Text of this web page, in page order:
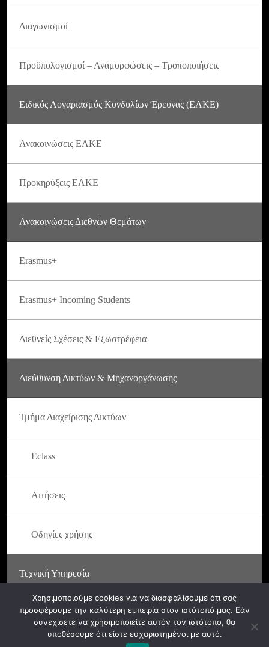
Διαγωνισμοί
Προϋπολογισμοί – Αναμορφώσεις – Τροποποιήσεις
Ειδικός Λογαριασμός Κονδυλίων Έρευνας (ΕΛΚΕ)
Ανακοινώσεις ΕΛΚΕ
Προκηρύξεις ΕΛΚΕ
Ανακοινώσεις Διεθνών Θεμάτων
Erasmus+
Erasmus+ Incoming Students
Διεθνείς Σχέσεις & Εξωστρέφεια
Διεύθυνση Δικτύων & Μηχανοργάνωσης
Τμήμα Διαχείρισης Δικτύων
Eclass
Αιτήσεις
Οδηγίες χρήσης
Τεχνική Υπηρεσία
Χρησιμοποιούμε cookies για να διασφαλίσουμε ότι σας
προσφέρουμε την καλύτερη εμπειρία στον ιστότοπό μας. Εάν
συνεχίσετε να χρησιμοποιείτε αυτόν τον ιστότοπο, θα
υποθέσουμε ότι είστε ευχαριστημένοι με αυτό.